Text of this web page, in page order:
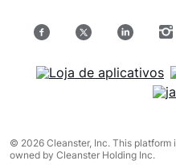
© 2026 Cleanster, Inc. This platform
owned by Cleanster Holding Inc.